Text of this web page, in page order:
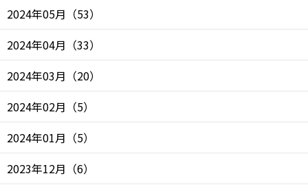
2024年05月 （53）
2024年04月 （33）
2024年03月 （20）
2024年02月 （5）
2024年01月 （5）
2023年12月 （6）